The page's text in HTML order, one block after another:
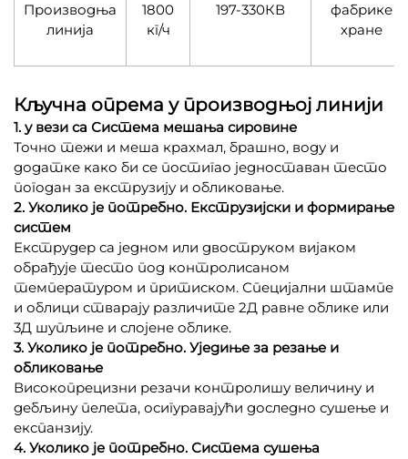
Производња
линија
1800
кг/ч
197-330КВ
фабрике
хране
Кључна опрема у производњој линији
1. у вези са Система мешања сировине
Точно тежи и меша крахмал, брашно, воду и
додатке како би се постигао једноставан тесто
погодан за екструзију и обликовање.
2. Уколико је потребно. Екструзијски и формирање
систем
Екструдер са једном или двоструком вијаком
обрађује тесто под контролисаном
температуром и притиском. Специјални штампе
и облици стварају различите 2Д равне облике или
3Д шупљине и слојене облике.
3. Уколико је потребно. Уједиње за резање и
обликовање
Високопрецизни резачи контролишу величину и
дебљину пелета, осигуравајући доследно сушење и
експанзију.
4. Уколико је потребно. Система сушења